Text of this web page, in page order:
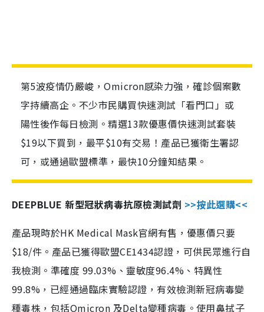
第5波疫情仍嚴峻，Omicron感染力強，確診個案數
字持續高企。不少市民購買快速測試「看門口」或
陽性後作每日檢測。精選13款優惠價快速測試套裝
$19以下買到，最平$10有交易！產品已獲衛生署認
可，或通過歐盟標準，最快10分鐘知結果。
DEEPBLUE 新型冠狀病毒抗原檢測試劑 >>按此選購<<
產品現時於HK Medical Mask官網有售，優惠價只要
$18/件。產品已獲得歐盟CE1434認證，可供民眾進行自
我檢測。準確度 99.03%、靈敏度96.4%、特異性
99.8%，已經通過臨床實驗認證，有效檢測新冠病毒變
種毒株，包括Omicron 及Delta變種病毒。使用鼻拭子